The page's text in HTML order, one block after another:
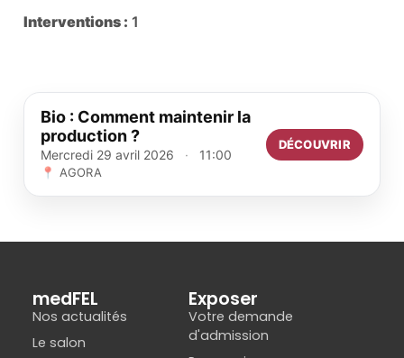
Interventions : 1
Bio : Comment maintenir la
production ?
Mercredi 29 avril 2026 · 11:00
📍 AGORA
DÉCOUVRIR
medFEL
Nos actualités
Le salon
Exposer
Votre demande
d'admission